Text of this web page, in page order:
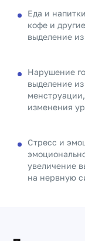
Еда и
кофе и
выделение
Нарушение
выделение
изменения
Стресс и
увеличение
на нервную